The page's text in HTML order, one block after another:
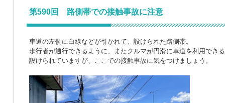
第590回 路側帯での接触事故に注意
車道の左側に白線などが引かれて、設けられた路側帯。
歩行者が通行できるように、またクルマが円滑に車道を利用でき
設けられていますが、ここでの接触事故に気をつけましょう。